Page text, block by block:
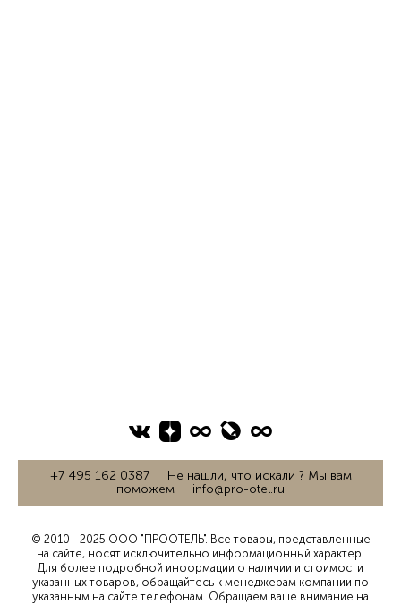
+7 495 162 0387 Не нашли, что искали ? Мы вам
поможем info@pro-otel.ru
© 2010 - 2025 ООО "ПРООТЕЛЬ". Все товары, представленные
на сайте, носят исключительно информационный характер.
Для более подробной информации о наличии и стоимости
указанных товаров, обращайтесь к менеджерам компании по
указанным на сайте телефонам. Обращаем ваше внимание на